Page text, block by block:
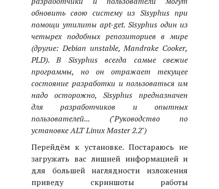
обновить свою систему из Sisyphus при
помощи утилиты apt-get. Sisyphus один из
четырех подобных репозиториев в мире
(другие: Debian unstable, Mandrake Cooker,
PLD). В Sisyphus всегда самые свежие
программы, но он отражает текущее
состояние разработки и пользоваться им
надо осторожно, Sisyphus предназначен
для разработчиков и опытных
пользователей... ("Руководство по
установке ALT Linux Master 2.2")
Перейдём к установке. Постараюсь не
загружать вас лишней информацией и
для большей наглядности изложения
приведу скриншоты работы